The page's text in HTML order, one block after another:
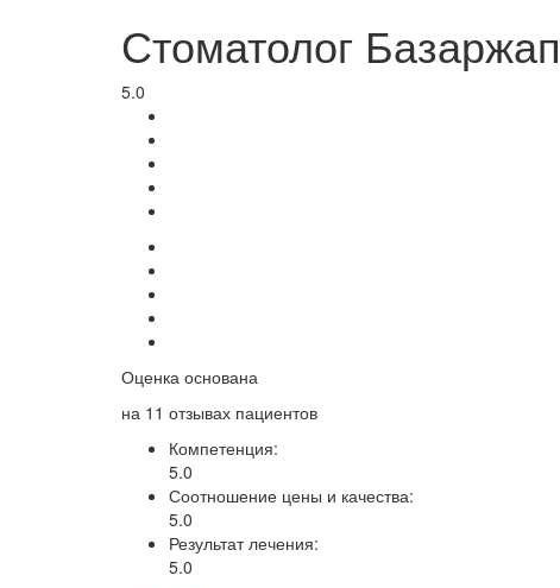
Стоматолог
5.0
Оценка основана
на 11 отзывах пациентов
Компетенция:
5.0
Соотношение цены и качества:
5.0
Результат лечения:
5.0